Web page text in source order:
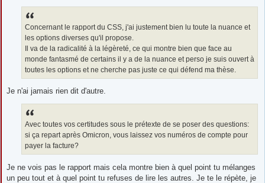
Concernant le rapport du CSS, j'ai justement bien lu toute la nuance et
les options diverses qu'il propose.
Il va de la radicalité à la légèreté, ce qui montre bien que face au
monde fantasmé de certains il y a de la nuance et perso je suis ouvert à
toutes les options et ne cherche pas juste ce qui défend ma thèse.
Je n'ai jamais rien dit d'autre.
Avec toutes vos certitudes sous le prétexte de se poser des questions:
si ça repart après Omicron, vous laissez vos numéros de compte pour
payer la facture?
Je ne vois pas le rapport mais cela montre bien à quel point tu mélanges
un peu tout et à quel point tu refuses de lire les autres. Je te le répète, je